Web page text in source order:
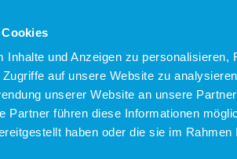
Inhalte und Anzeigen zu personalisieren,
auf unsere Website zu
unserer Website an unsere
Partner führen diese Informationen
haben oder die sie im